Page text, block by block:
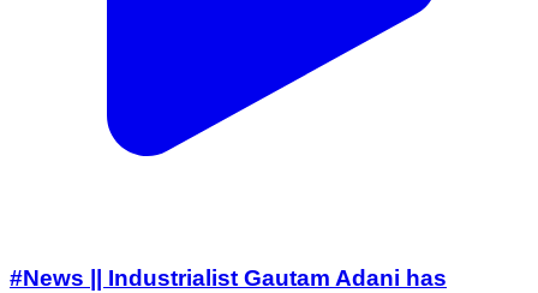
#News || Industrialist Gautam Adani has